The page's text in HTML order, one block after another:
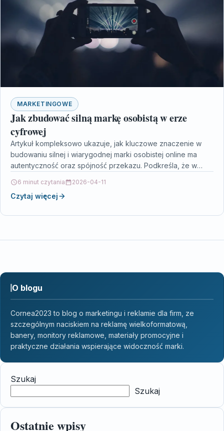
MARKETINGOWE
Jak zbudować silną markę osobistą w erze
cyfrowej
Artykuł kompleksowo ukazuje, jak kluczowe znaczenie w
budowaniu silnej i wiarygodnej marki osobistej online ma
autentyczność oraz spójność przekazu. Podkreśla, że w
6 minut czytania 2026-04-11
Czytaj więcej
O blogu
Cornea2023 to blog o marketingu i reklamie dla firm, ze
szczególnym naciskiem na reklamę wielkoformatową,
banery, monitory reklamowe, materiały promocyjne i
praktyczne działania wspierające widoczność marki.
Szukaj
Szukaj
Ostatnie wpisy